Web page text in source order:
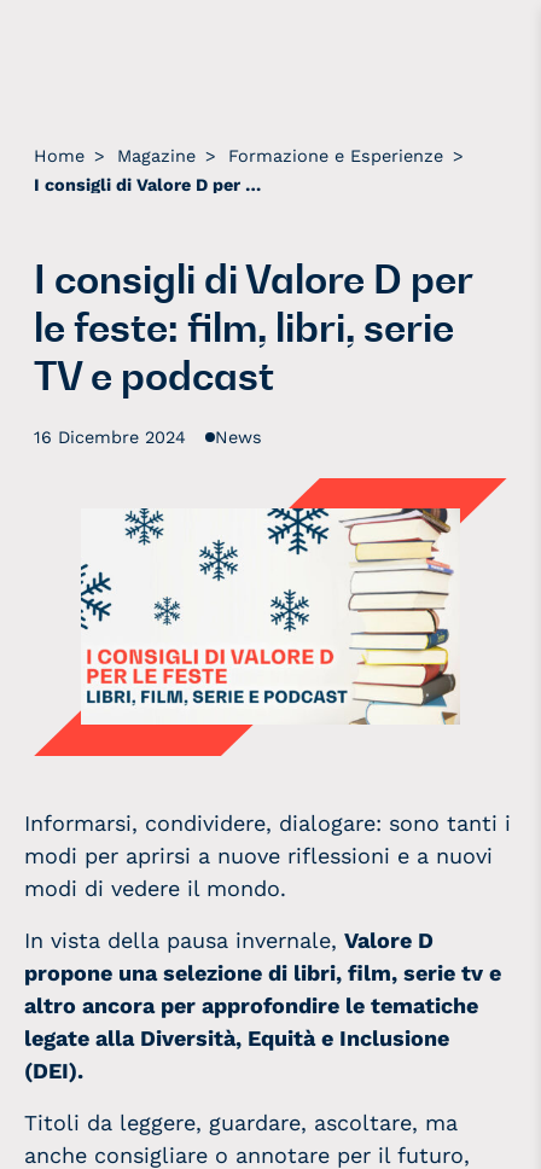
Home > Magazine > Formazione e Esperienze >
I consigli di Valore D per le feste: film, libri, serie TV e podcast
I consigli di Valore D per
le feste: film, libri, serie
TV e podcast
16 Dicembre 2024 News
Informarsi, condividere, dialogare: sono tanti i
modi per aprirsi a nuove riflessioni e a nuovi
modi di vedere il mondo.
In vista della pausa invernale, Valore D
propone una selezione di libri, film, serie tv e
altro ancora per approfondire le tematiche
legate alla Diversità, Equità e Inclusione
(DEI).
Titoli da leggere, guardare, ascoltare, ma
anche consigliare o annotare per il futuro,